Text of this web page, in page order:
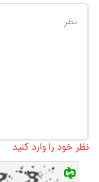
نظر خود را وارد کنید